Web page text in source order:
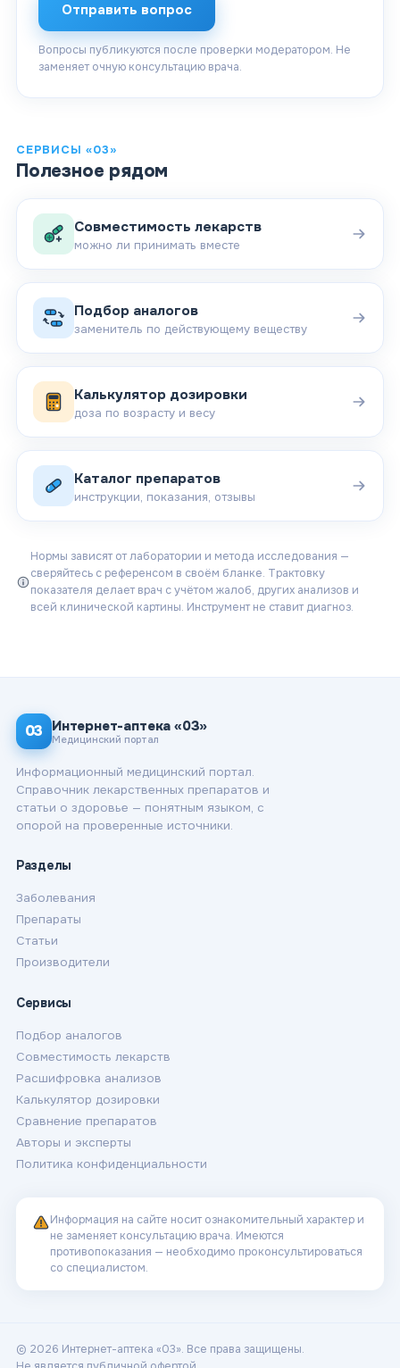
Отправить вопрос
Вопросы публикуются после проверки модератором. Не
заменяет очную консультацию врача.
СЕРВИСЫ «03»
Полезное рядом
Совместимость лекарств
можно ли принимать вместе
Подбор аналогов
заменитель по действующему веществу
Калькулятор дозировки
доза по возрасту и весу
Каталог препаратов
инструкции, показания, отзывы
Нормы зависят от лаборатории и метода исследования —
сверяйтесь с референсом в своём бланке. Трактовку
показателя делает врач с учётом жалоб, других анализов и
всей клинической картины. Инструмент не ставит диагноз.
03 Интернет-аптека «03»
Медицинский портал
Информационный медицинский портал.
Справочник лекарственных препаратов и
статьи о здоровье — понятным языком, с
опорой на проверенные источники.
Разделы
Заболевания
Препараты
Статьи
Производители
Сервисы
Подбор аналогов
Совместимость лекарств
Расшифровка анализов
Калькулятор дозировки
Сравнение препаратов
Авторы и эксперты
Политика конфиденциальности
Информация на сайте носит ознакомительный характер и
не заменяет консультацию врача. Имеются
противопоказания — необходимо проконсультироваться
со специалистом.
© 2026 Интернет-аптека «03». Все права защищены.